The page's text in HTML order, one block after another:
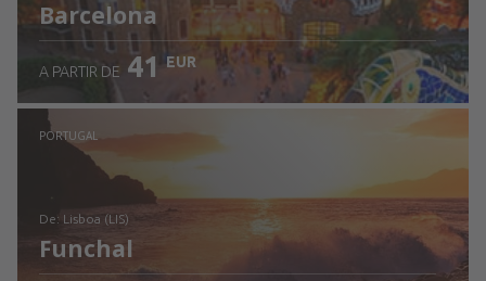
Barcelona
Ver detalhes
A PARTIR DE 41 EUR
PORTUGAL
de: Lisboa (LIS)
Funchal